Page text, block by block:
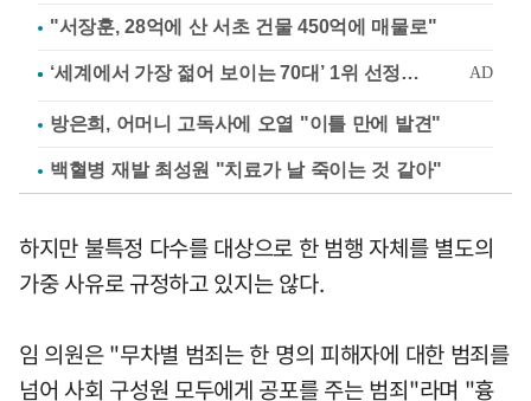
"서장훈, 28억에 산 서초 건물 450억에 매물로"
방은희, 어머니 고독사에 오열 "이틀 만에 발견"
백혈병 재발 최성원 "치료가 날 죽이는 것 같아"
하지만 불특정 다수를 대상으로 한 범행 자체를 별도의
가중 사유로 규정하고 있지는 않다.
임 의원은 "무차별 범죄는 한 명의 피해자에 대한 범죄를
넘어 사회 구성원 모두에게 공포를 주는 범죄"라며 "흉